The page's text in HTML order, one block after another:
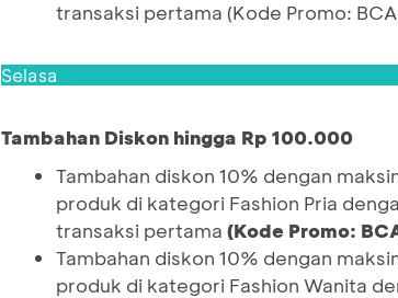
transaksi pertama (Kode Promo:
Selasa
Tambahan Diskon hingga Rp 100.000
Tambahan diskon 10% dengan
produk di kategori Fashion Pria
transaksi pertama (Kode Promo:
Tambahan diskon 10% dengan
produk di kategori Fashion Wanita